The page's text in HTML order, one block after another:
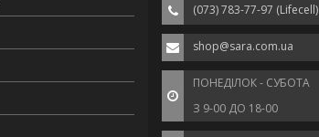
(073) 783-77-97 (Lifecell)
shop@sara.com.ua
ПОНЕДІЛОК - СУБОТА
З 9-00 ДО 18-00